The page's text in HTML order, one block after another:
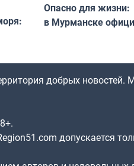
Опасно для жизни:
в Мурманске
добрых
допускается